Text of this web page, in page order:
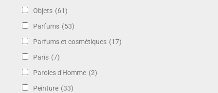
Objets (61)
Parfums (53)
Parfums et cosmétiques (17)
Paris (7)
Paroles d'Homme (2)
Peinture (33)